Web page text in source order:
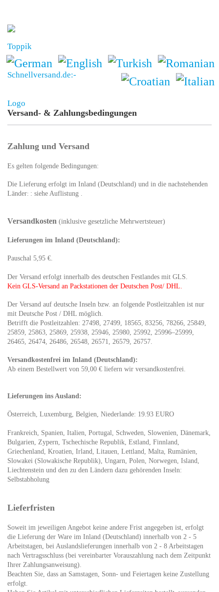
Versand- & Zahlungsbedingungen
Zahlung und Versand
Es gelten folgende Bedingungen:
Die Lieferung erfolgt im Inland (Deutschland) und in die nachstehenden
Länder: : siehe Auflistung .
Versandkosten (inklusive gesetzliche Mehrwertsteuer)
Lieferungen im Inland (Deutschland):
Pauschal 5,95 €.
Der Versand erfolgt innerhalb des deutschen Festlandes mit GLS.
Kein GLS-Versand an Packstationen der Deutschen Post/ DHL.
Der Versand auf deutsche Inseln bzw. an folgende Postleitzahlen ist nur
mit Deutsche Post / DHL möglich.
Betrifft die Postleitzahlen: 27498, 27499, 18565, 83256, 78266, 25849,
25859, 25863, 25869, 25938, 25946, 25980, 25992, 25996–25999,
26465, 26474, 26486, 26548, 26571, 26579, 26757.
Versandkostenfrei im Inland (Deutschland):
Ab einem Bestellwert von 59,00 € liefern wir versandkostenfrei.
Lieferungen ins Ausland :
Österreich, Luxemburg, Belgien, Niederlande: 19.93 EURO
Frankreich, Spanien, Italien, Portugal, Schweden, Slowenien, Dänemark,
Bulgarien, Zypern, Tschechische Republik, Estland, Finnland,
Griechenland, Kroatien, Irland, Litauen, Lettland, Malta, Rumänien,
Slowakei (Slowakische Republik), Ungarn, Polen, Norwegen, Island,
Liechtenstein und den zu den Ländern dazu gehörenden Inseln:
Selbstabholung
Lieferfristen
Soweit im jeweiligen Angebot keine andere Frist angegeben ist, erfolgt
die Lieferung der Ware im Inland (Deutschland) innerhalb von 2 - 5
Arbeitstagen, bei Auslandslieferungen innerhalb von 2 - 8 Arbeitstagen
nach Vertragsschluss (bei vereinbarter Vorauszahlung nach dem Zeitpunkt
Ihrer Zahlungsanweisung).
Beachten Sie, dass an Samstagen, Sonn- und Feiertagen keine Zustellung
erfolgt.